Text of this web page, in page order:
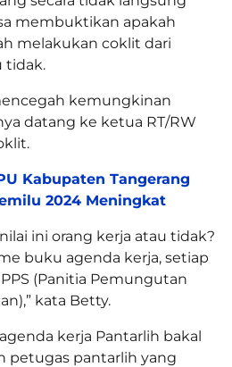
membuktikan apakah
melakukan coklit dari
tidak.
kemungkinan
datang ke ketua RT/RW
Kabupaten Tangerang
2024 Meningkat
ini orang kerja atau tidak?
buku agenda kerja, setiap
(Panitia Pemungutan
kata Betty.
kerja Pantarlih bakal
petugas pantarlih yang